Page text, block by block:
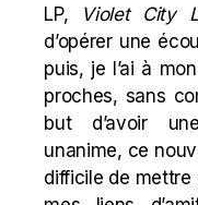
LP,
Violet City
d’opérer une
puis, je l’ai à
proches, sans
but d’avoir
unanime, ce
difficile de mettre